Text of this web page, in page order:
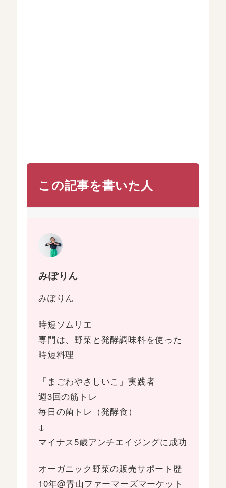
この記事を書いた人
みぽりん
みぽりん
時短ソムリエ
専門は、野菜と発酵調味料を使った
時短料理
「まごわやさしいこ」実践者
週3回の筋トレ
毎日の菌トレ（発酵食）
↓
マイナス5歳アンチエイジングに成功
オーガニック野菜の販売サポート歴
10年@青山ファーマーズマーケット